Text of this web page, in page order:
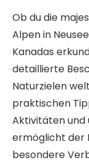
Ob du die
Alpen in
Kanadas
detaillierte
Naturzielen
praktischen
Aktivitäten und
ermöglicht der
besondere